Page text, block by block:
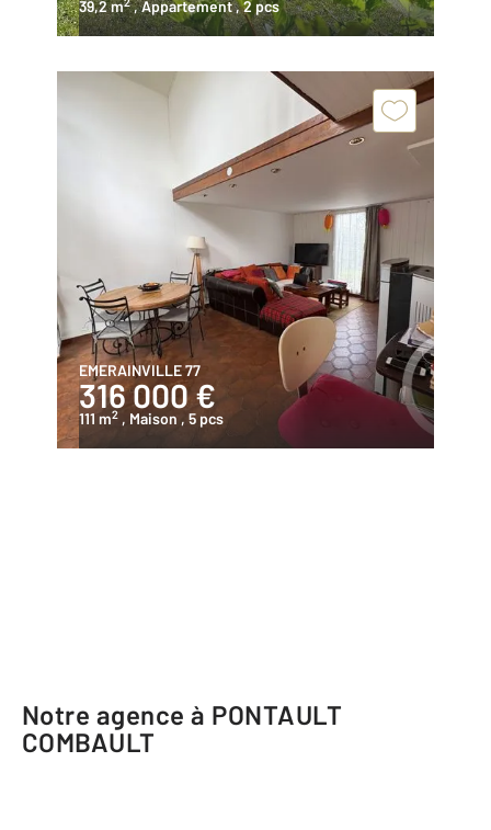
39,2 m , Appartement, 2 pcs
EMERAINVILLE 77
316 000 €
111 m2 , Maison , 5 pcs
Notre agence à PONTAULT
COMBAULT